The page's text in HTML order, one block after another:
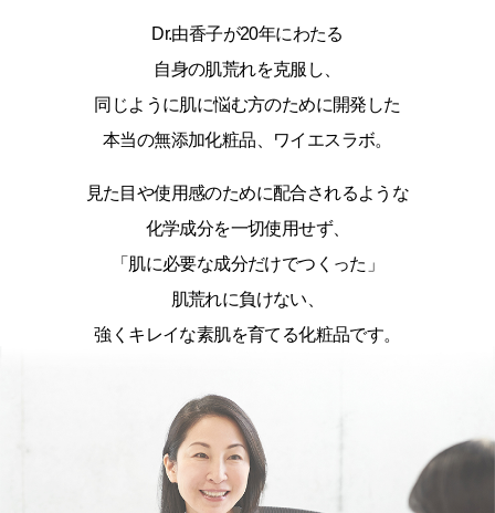
Dr.由香子が20年にわたる
自身の肌荒れを克服し、
同じように肌に悩む方のために開発した
本当の無添加化粧品、ワイエスラボ。
見た目や使用感のために配合されるような
化学成分を一切使用せず、
「肌に必要な成分だけでつくった」
肌荒れに負けない、
強くキレイな素肌を育てる化粧品です。